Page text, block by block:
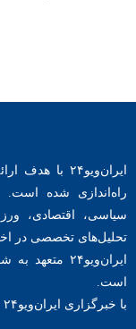
ایران‌ویو۲۴
راه‌اندازی شده است.
سیاسی، اقتصادی،
تحلیل‌های تخصصی در
ایران‌ویو۲۴
است.
با خبرگزاری ایران‌ویو۲۴ همراه باشید.